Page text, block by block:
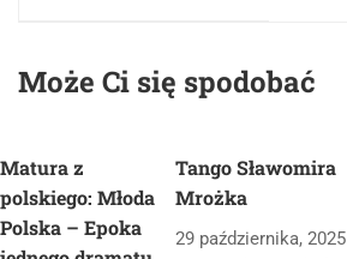
o
2
6
-
2
Może Ci się spodobać
Matura z
polskiego: Młoda
Polska – Epoka
Tango Sławomira
Mrożka
29 października, 2025